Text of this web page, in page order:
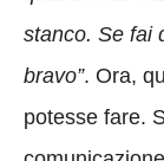
stanco. Se fai
bravo”. Ora,
potesse fare.